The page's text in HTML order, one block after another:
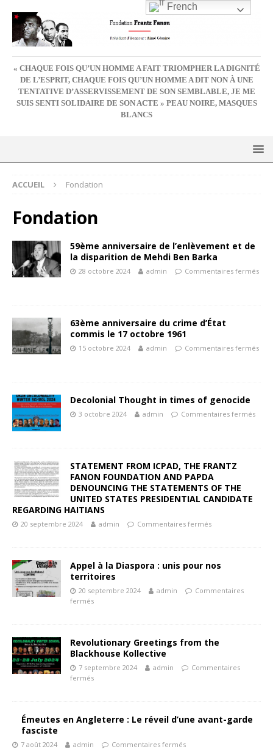
« CHAQUE FOIS QU’UN HOMME A FAIT TRIOMPHER LA DIGNITÉ
DE L’ESPRIT, CHAQUE FOIS QU’UN HOMME A DIT NON À UNE
TENTATIVE D’ASSERVISSEMENT DE SON SEMBLABLE, JE ME
SUIS SENTI SOLIDAIRE DE SON ACTE » PEAU NOIRE, MASQUES
BLANCS
ACCUEIL Fondation
Fondation
59ème anniversaire de l’enlèvement et de
la disparition de Mehdi Ben Barka
28 octobre 2024 admin Commentaires fermés
63ème anniversaire du crime d’État
commis le 17 octobre 1961
15 octobre 2024 admin Commentaires fermés
Decolonial Thought in times of genocide
3 octobre 2024 admin Commentaires fermés
STATEMENT FROM ICPAD, THE FRANTZ
FANON FOUNDATION AND PAPDA
DENOUNCING THE STATEMENTS OF THE
UNITED STATES PRESIDENTIAL CANDIDATE
REGARDING HAITIANS
20 septembre 2024 admin Commentaires fermés
Appel à la Diaspora : unis pour nos
territoires
20 septembre 2024 admin
Commentaires
fermés
Revolutionary Greetings from the
Blackhouse Kollective
7 septembre 2024 admin
Commentaires
fermés
Émeutes en Angleterre : Le réveil d’une avant-garde
fasciste
7 août 2024 admin Commentaires fermés
French